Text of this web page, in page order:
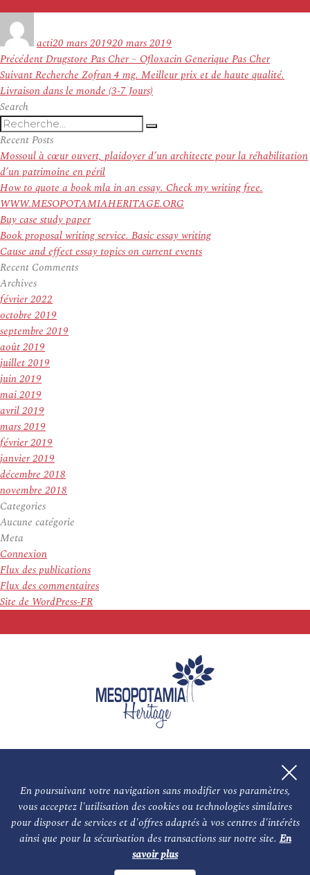
En poursuivant votre navigation sans modifier vos paramètres,
vous acceptez l'utilisation des cookies ou technologies similaires
pour disposer de services et d'offres adaptés à vos centres d'intérêts
ainsi que pour la sécurisation des transactions sur notre site.En
savoir plus
actile
20 mars 201920 mars 2019
Navigation
de
l’article
PrécédentArticle
précédent :
Drugstore Pas Cher – Ofloxacin Generique Pas Cher
SuivantArticle
suivant :
Recherche Zofran 4 mg. Meilleur prix et de haute qualité.
Livraison dans le monde (3-7 Jours)
Search
Recherche
pour
:
Recherche
Recent Posts
Mossoul à cœur ouvert, plaidoyer d’un architecte pour la réhabilitation
d’un patrimoine en péril
How to quote a book mla in an essay. Check my writing free.
WWW.MESOPOTAMIAHERITAGE.ORG
Buy case study paper
Book proposal writing service. Basic essay writing
Cause and effect essay topics on current events
Recent Comments
Archives
février 2022
octobre 2019
septembre 2019
août 2019
juillet 2019
juin 2019
mai 2019
avril 2019
mars 2019
février 2019
janvier 2019
décembre 2018
novembre 2018
Categories
Aucune catégorie
Meta
Connexion
Flux des publications
Flux des commentaires
Site de WordPress-FR
L'association NOS PARTENAIRES
Le conseil scientifique et nos experts Les auteurs
Mentions légales Nous contacter